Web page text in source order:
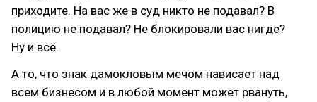
приходите. На вас же в суд никто не подавал? В
полицию не подавал? Не блокировали вас нигде?
Ну и всё.
А то, что знак дамокловым мечом нависает над
всем бизнесом и в любой момент может рвануть,